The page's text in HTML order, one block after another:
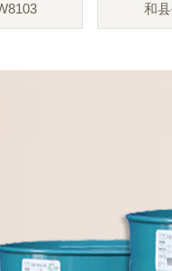
和